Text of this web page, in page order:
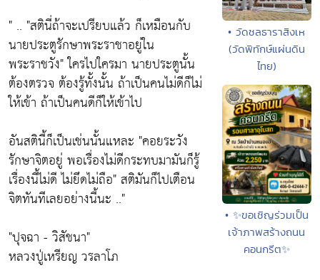
" .. "สตินี่ถ้าจะเปรียบแล้ว ก็เหมือนกับ
นายประตูรักษาพระราชาอยู่ใน
พระราชวัง"ใครไปใครมา นายประตูนั้น
ต้องตรวจ ต้องรู้ทั้งนั้น ถ้าเป็นคนไม่ดีก็ไม่
ให้เข้า ถ้าเป็นคนดีก็ให้เข้าไป
อันสตินี้ก็เป็นเช่นนั้นแหละ "คอยระวัง
รักษาจิตอยู่ พอเรื่องไม่ดีกระทบมามันก็รู้
เรื่องนี้ไม่ดี ไม่ยึดไม่ถือ"สติมันก็ไปเตือน
จิตทันทีเลยอย่างนี้นะ .."
"ปุจฉา - วิสัชนา"
หลวงปู่เหรียญ วรลาโภ
• วัดชลธาราสิงเห
(วัดพิทักษ์แผ่นดิน
ไทย)
• ✨ขอเชิญร่วมเป็น
เจ้าภาพสร้างถนน
คอนกรีต✨